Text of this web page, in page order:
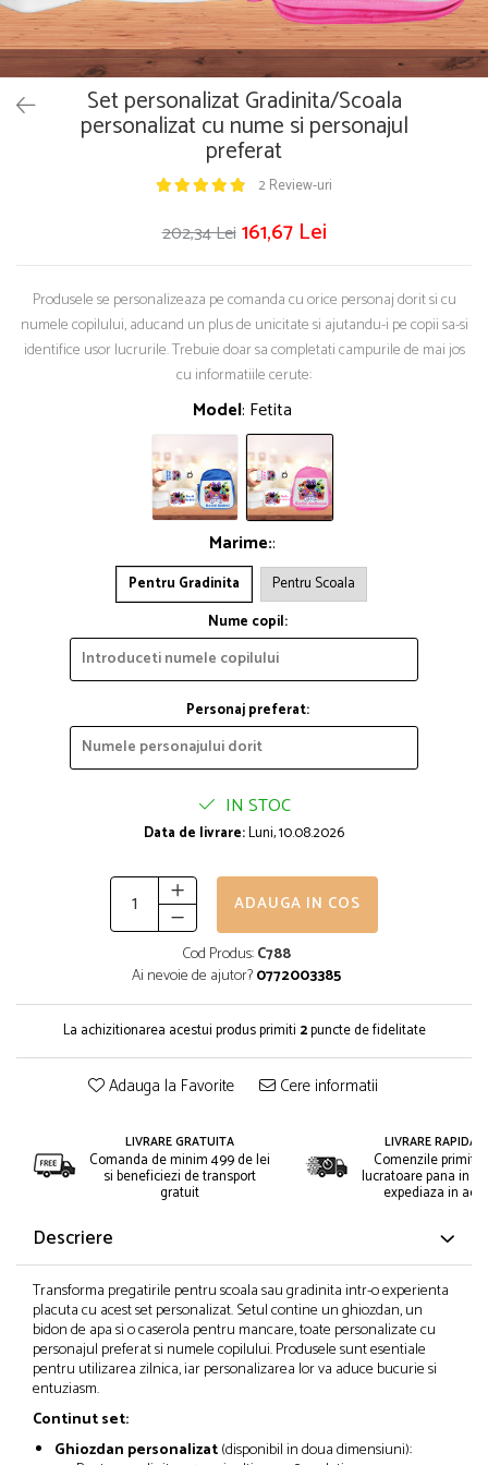
Puzzle
Tablite, Litere si Cifre
Jucarii exterior
Set personalizat Gradinita/Scoala
personalizat cu nume si personajul
preferat
2 Review-uri
202,34 Lei 161,67 Lei
Produsele se personalizeaza pe comanda cu orice personaj dorit si cu
numele copilului, aducand un plus de unicitate si ajutandu-i pe copii sa-si
identifice usor lucrurile. Trebuie doar sa completati campurile de mai jos
cu informatiile cerute:
Model: Fetita
Marime::
Pentru Gradinita
Pentru Scoala
Nume copil:
Personaj preferat:
IN STOC
Data de livrare:Luni, 10.08.2026
ADAUGA IN COS
Cod Produs:C788
Ai nevoie de ajutor?0772003385
La achizitionarea acestui produs primiti 2puncte de fidelitate
Adauga la Favorite Cere informatii
LIVRARE GRATUITA
Comanda de minim 499 de lei
si beneficiezi de transport
gratuit
LIVRARE RAPIDA
Comenzile primite
lucratoare pana in
expediaza in
Descriere
Transforma pregatirile pentru scoala sau gradinita intr-o experienta
placuta cu acest set personalizat. Setul contine un ghiozdan, un
bidon de apa si o caserola pentru mancare, toate personalizate cu
personajul preferat si numele copilului. Produsele sunt esentiale
pentru utilizarea zilnica, iar personalizarea lor va aduce bucurie si
entuziasm.
Continut set:
Ghiozdan personalizat(disponibil in doua dimensiuni):